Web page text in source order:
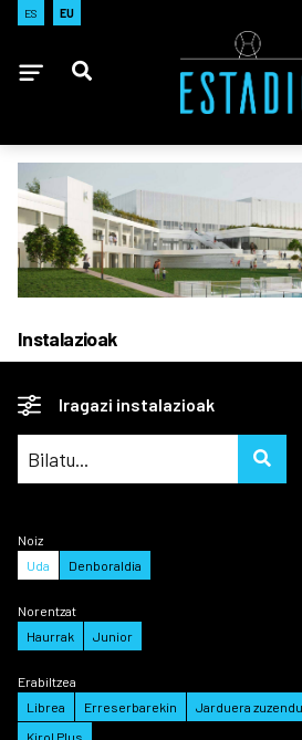
ES EU
Instalazioak
Iragazi instalazioak
Noiz
Uda
Denboraldia
Norentzat
Haurrak
Junior
Erabiltzea
Librea
Erreserbarekin
Jarduera